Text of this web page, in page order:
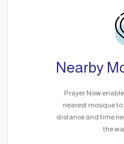
Nearby
Prayer Now
nearest mosque
distance and time
the